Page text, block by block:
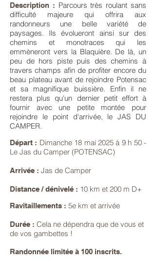
Description : Parcours très roulant sans
difficulté majeure qui offrira aux
randonneurs une belle variété de
paysages. Ils évolueront ainsi sur des
chemins et monotraces qui les
emmèneront vers la Blaquière. De là, un
peu de hors piste puis des chemins à
travers champs afin de profiter encore du
beau plateau avant de rejoindre Potensac
et sa magnifique buissière. Enfin il ne
restera plus qu'un dernier petit effort à
fournir avec une petite montée pour
rejoindre le point d'arrivée, le JAS DU
CAMPER.
Départ : Dimanche 18 mai 2025 à 9 h 50 -
Le Jas du Camper (POTENSAC)
Arrivée : Jas de Camper
Distance / dénivelé : 10 km et 200 m D+
Ravitaillements : 5e km et arrivée
Durée : Cela ne dépendra que de vous et
de vos gambettes !
Randonnée limitée à 100 inscrits.